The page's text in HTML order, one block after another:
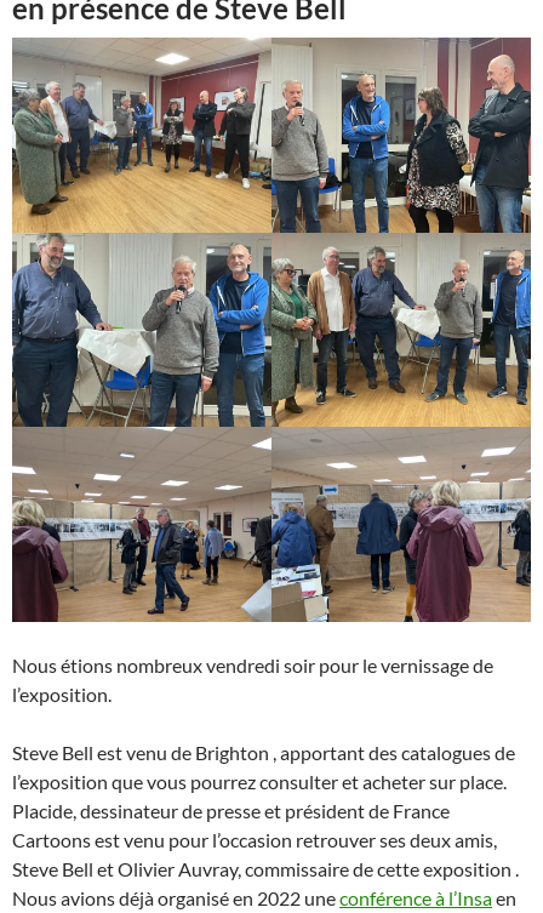
en présence de Steve Bell
Nous étions nombreux vendredi soir pour le vernissage de
l’exposition.
Steve Bell est venu de Brighton , apportant des catalogues de
l’exposition que vous pourrez consulter et acheter sur place.
Placide, dessinateur de presse et président de France
Cartoons est venu pour l’occasion retrouver ses deux amis,
Steve Bell et Olivier Auvray, commissaire de cette exposition .
Nous avions déjà organisé en 2022 uneconférence à l’Insaen